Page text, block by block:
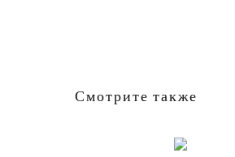
Смотрите также